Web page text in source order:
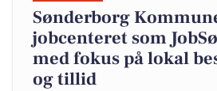
Sønderborg
jobcenteret som
med fokus på lokal
og tillid